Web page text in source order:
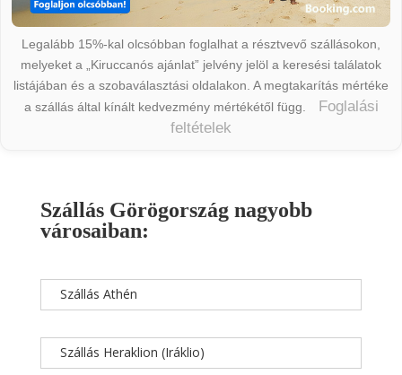
Legalább 15%-kal olcsóbban foglalhat a résztvevő szállásokon,
melyeket a „Kiruccanós ajánlat” jelvény jelöl a keresési találatok
listájában és a szobaválasztási oldalakon. A megtakarítás mértéke
a szállás által kínált kedvezmény mértékétől függ.
Foglalási
feltételek
Szállás Görögország nagyobb
városaiban:
Szállás Athén
Szállás Heraklion (Iráklio)